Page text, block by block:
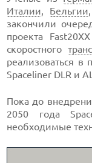
Италии, Бельгии,
закончили
проекта
скоростного
реализоваться в
Spaceliner DLR и
Пока до
2050 года
необходимые